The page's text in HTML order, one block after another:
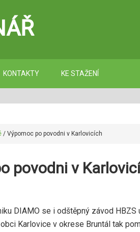
KONTAKTY KE STAŽENÍ
/ Výpomoc po povodni v Karlovicích
povodni v
DIAMO se i odštěpný závod
Karlovice v okrese Bruntál tak